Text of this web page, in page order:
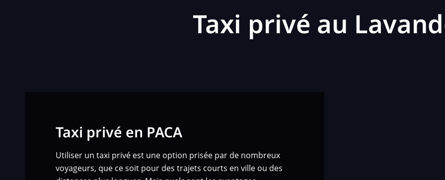
Taxi privé au
Taxi privé en PACA
Utiliser un taxi privé est une option prisée par de nombreux
voyageurs, que ce soit pour des trajets courts en ville ou des